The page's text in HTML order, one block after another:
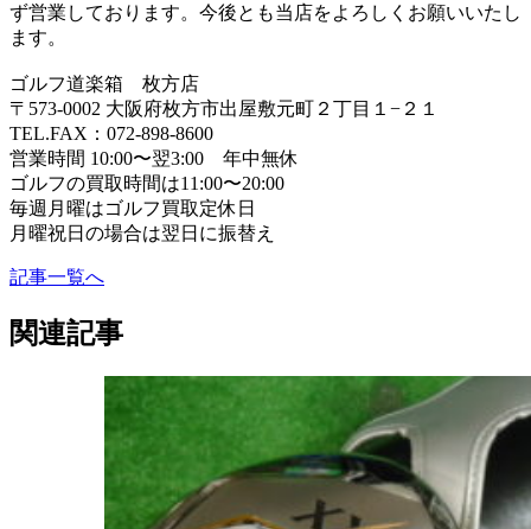
ず営業しております。今後とも当店をよろしくお願いいたし
ます。
ゴルフ道楽箱 枚方店
〒573-0002 大阪府枚方市出屋敷元町２丁目１−２１
TEL.FAX：072-898-8600
営業時間 10:00〜翌3:00 年中無休
ゴルフの買取時間は11:00〜20:00
毎週月曜はゴルフ買取定休日
月曜祝日の場合は翌日に振替え
記事一覧へ
関連記事